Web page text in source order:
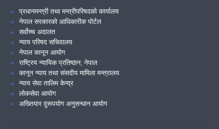
प्रधानमन्त्री तथा मन्त्रीपरिषदको कार्यालय
नेपाल सरकारको आधिकारीक पोर्टल
सर्वोच्च अदालत
न्याय परिषद सचिवालय
नेपाल कानून आयोग
राष्ट्रिय न्यायिक प्रतिष्ठान, नेपाल
कानून न्याय तथा संसदीय मामिला मन्त्रालय
न्याय सेवा तालिम केन्द्र
लोकसेवा आयोग
अख्तियार दुरूपयोग अनुसन्धान आयोग